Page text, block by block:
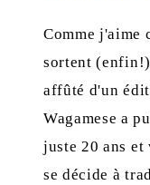
Comme j'aime
sortent
affûté d'un
Wagamese a
juste 20 ans
se décide à